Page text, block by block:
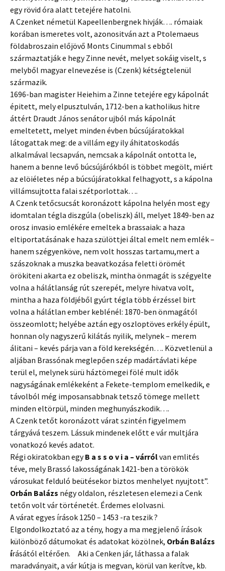
egy rövid óra alatt tetejére hatolni.
A Czenket németül Kapeellenbergnek hivják…. rómaiak
korában ismeretes volt, azonositván azt a Ptolemaeus
földabroszain előjövő Monts Cinummal s ebből
származtatják e hegy Zinne nevét, melyet sokáig viselt, s
melyből magyar elnevezése is (Czenk) kétségtelenül
származik.
1696-ban magister Heiehim a Zinne tetejére egy kápolnát
épitett, mely elpusztulván, 1712-ben a katholikus hitre
áttért Draudt János senátor ujból más kápolnát
emeltetett, melyet minden évben búcsújáratokkal
látogattak meg: de a villám egy ily áhitatoskodás
alkalmával lecsapván, nemcsak a kápolnát ontotta le,
hanem a benne levő búcsújárókból is többet megölt, miért
az elöiéletes nép a búcsújáratokkal felhagyott, s a kápolna
villámsujtotta falai szétporlottak….
A Czenk tetőcsucsát koronázott kápolna helyén most egy
idomtalan tégla diszgúla (obeliszk) áll, melyet 1849-ben az
orosz invasio emlékére emeltek a brassaiak: a haza
eltiportatásának e haza szülöttjei által emelt nem emlék –
hanem szégyenköve, nem volt hosszas tartamu,mert a
szászoknak a muszka beavatkozása feletti örömét
örökiteni akarta ez obeliszk, mintha önmagát is szégyelte
volna a hálátlanság rút szerepét, melyre hivatva volt,
mintha a haza földjéből gyúrt tégla több érzéssel birt
volna a hálátlan ember keblénél: 1870-ben önmagától
összeomlott; helyébe aztán egy oszloptöves erkély épült,
honnan oly nagyszerű kilátás nyilik, melynek – merem
álitani – kevés párja van a föld kerekségén…. Közvetlenül a
aljában Brassónak meglepően szép madártávlati képe
terül el, melynek sürü háztömegei fölé mult idők
nagyságának emlékeként a Fekete-templom emelkedik, e
távolból még imposansabbnak tetsző tömege mellett
minden eltörpül, minden meghunyászkodik….
A Czenk tetőt koronázott várat szintén figyelmem
tárgyává teszem. Lássuk mindenek előtt e vár multjára
vonatkozó kevés adatot.
Régi okiratokban egyB a s s o v i a – várrólvan emlités
téve, mely Brassó lakosságának 1421-ben a törökök
városukat felduló beütésekor biztos menhelyet nyujtott”.
Orbán Balázs négy oldalon, részletesen elemezi a Cenk
tetőn volt vár történetét. Érdemes elolvasni.
A várat egyes írások 1250 – 1453 -ra teszik ?
Elgondolkoztató az a tény, hogy a ma megjelenő írások
különböző dátumokat és adatokat közölnek, Orbán Balázs
írásától eltérően. Aki a Cenken jár, láthassa a falak
maradványait, a vár kútja is megvan, körül van kerítve, kb.